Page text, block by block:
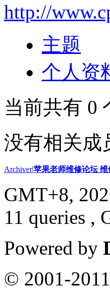
http://
主题
个人资
当前共有 0
没有相关成
Archiver|苹果老师维修论坛
GMT+8,
11 queries ,
Powered by
© 2001-